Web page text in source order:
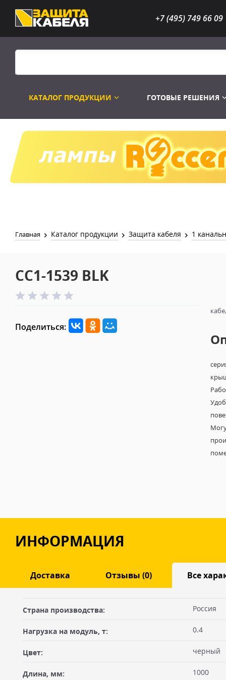
+7 (495) 749 66 09
КАТАЛОГ ПРОДУКЦИИ
Распродажа Лампы
ГОТОВЫЕ РЕШЕНИЯ
Главная Каталог продукции Защита кабеля 1
CC1-1539 BLK
Поделиться:
ИНФОРМАЦИЯ
Доставка Отзывы (0) Все
ДОСТАВКА
Самовывоз из офиса
Вы можете забрать товар из офиса (метро "Бутырская") после
себе доверенность или печать организации плательщика,
Оставить отзыв
Ваше имя
Страна производства: Россия
Нагрузка на модуль, т: 0.4
Цвет: черный
Длина, мм: 1000